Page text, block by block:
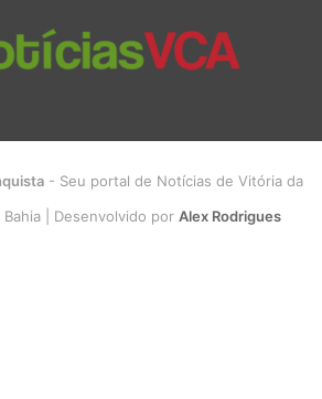
- Seu portal de Notícias de Vitória da
| Desenvolvido por Alex Rodrigues